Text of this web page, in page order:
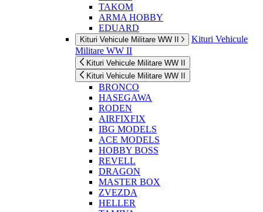
TAKOM
ARMA HOBBY
EDUARD
Kituri Vehicule Militare WW II
Kituri Vehicule
Militare WW II
Kituri Vehicule Militare WW II
Kituri Vehicule Militare WW II
BRONCO
HASEGAWA
RODEN
AIRFIXFIX
IBG MODELS
ACE MODELS
HOBBY BOSS
REVELL
DRAGON
MASTER BOX
ZVEZDA
HELLER